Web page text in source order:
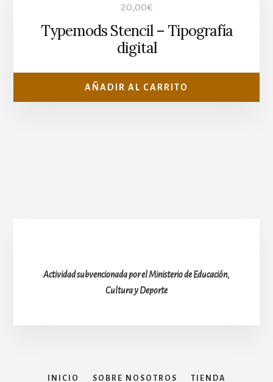
20,00€
Typemods Stencil – Tipografía
digital
AÑADIR AL CARRITO
Actividad subvencionada por el Ministerio de Educación,
Cultura y Deporte
INICIO SOBRE NOSOTROS TIENDA